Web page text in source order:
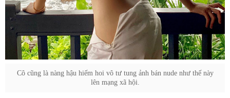
Cô cũng là nàng hậu hiếm hoi vô tư tung ảnh bán nude như thế này
lên mạng xã hội.